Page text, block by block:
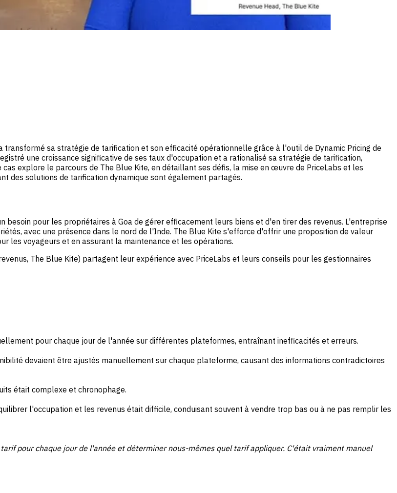
transformé sa stratégie de tarification et son efficacité opérationnelle grâce à l'outil de Dynamic Pricing de
une croissance significative de ses taux d'occupation et a rationalisé sa stratégie de tarification,
explore le parcours de The Blue Kite, en détaillant ses défis, la mise en œuvre de PriceLabs et les
des solutions de tarification dynamique sont également partagés.
besoin pour les propriétaires à Goa de gérer efficacement leurs biens et d'en tirer des revenus. L'entreprise
avec une présence dans le nord de l'Inde. The Blue Kite s'efforce d'offrir une proposition de valeur
les voyageurs et en assurant la maintenance et les opérations.
The Blue Kite) partagent leur expérience avec PriceLabs et leurs conseils pour les gestionnaires
pour chaque jour de l'année sur différentes plateformes, entraînant inefficacités et erreurs.
devaient être ajustés manuellement sur chaque plateforme, causant des informations contradictoires
était complexe et chronophage.
l'occupation et les revenus était difficile, conduisant souvent à vendre trop bas ou à ne pas remplir les
pour chaque jour de l'année et déterminer nous-mêmes quel tarif appliquer. C'était vraiment manuel